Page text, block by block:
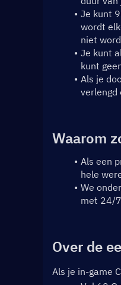
Je kunt
wordt
niet
Je kunt
kunt
Als je
verlengd
Waarom
Als een
hele
We
met 24/
Over de
Als je in-game